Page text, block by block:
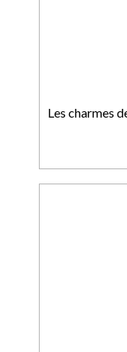
Les charmes